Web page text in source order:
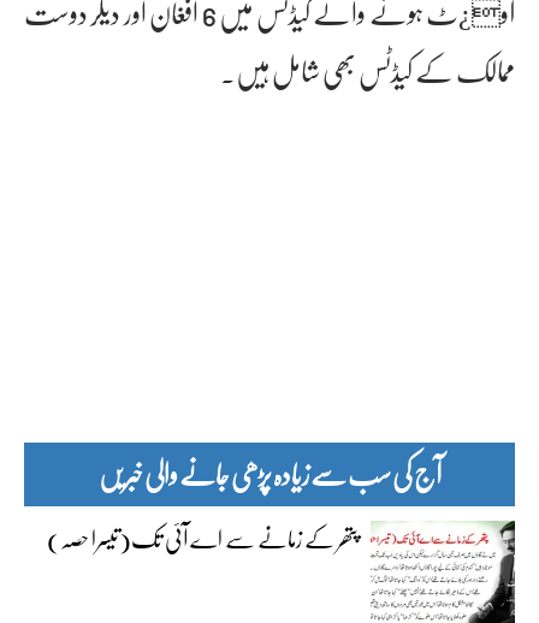
ممالک کے کیڈٹس بھی شامل ہیں۔
آج کی سب سے زیادہ پڑھی جانے والی خبریں
پتھر کے زمانے سے اے آئی تک(تیسرا حصہ)